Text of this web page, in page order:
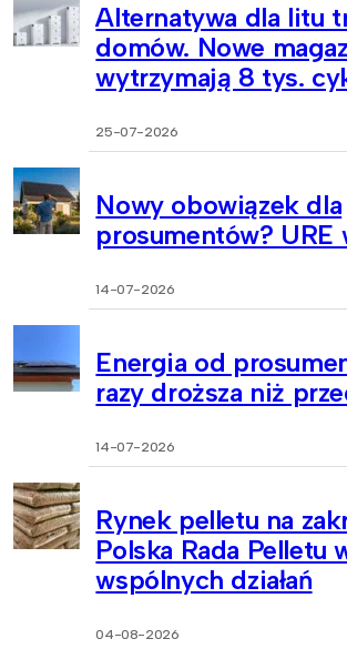
Alternatywa dla litu
domów. Nowe
wytrzymają 8 tys.
25-07-2026
Nowy obowiązek dla
prosumentów? URE
14-07-2026
Energia od
razy droższa niż
14-07-2026
Rynek pelletu na
Polska Rada Pelletu
wspólnych działań
04-08-2026